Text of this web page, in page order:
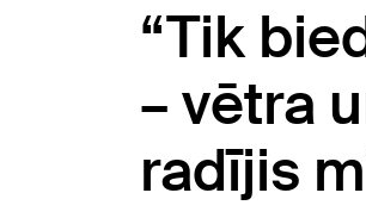
“Tik
– vētra
radījis